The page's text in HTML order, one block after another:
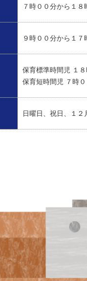
７時００分から１８
９時００分から１７
保育標準時間児 １
保育短時間児 ７時
日曜日、祝日、１